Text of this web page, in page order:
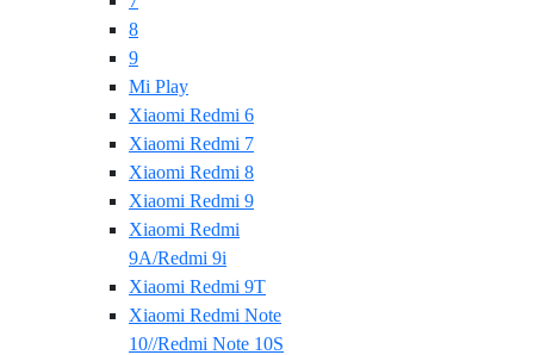
8
9
Mi Play
Xiaomi Redmi 6
Xiaomi Redmi 7
Xiaomi Redmi 8
Xiaomi Redmi 9
Xiaomi Redmi
9A/Redmi 9i
Xiaomi Redmi 9T
Xiaomi Redmi Note
10//Redmi Note 10S